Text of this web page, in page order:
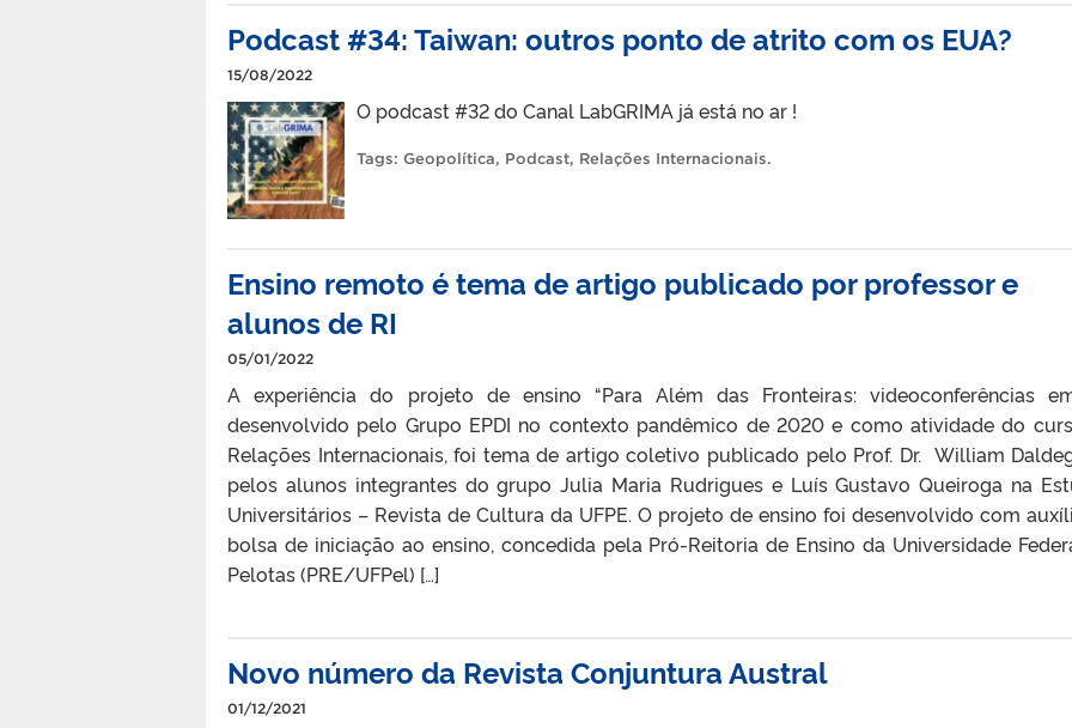
Podcast #34: Taiwan: outros ponto de atrito com os EUA?
15/08/2022
O podcast #32 do Canal LabGRIMA já está no ar !
Tags: Geopolítica, Podcast, Relações Internacionais.
Ensino remoto é tema de artigo publicado por professor e
alunos de RI
05/01/2022
A experiência do projeto de ensino “Para Além das Fronteiras: videoconferências
desenvolvido pelo Grupo EPDI no contexto pandêmico de 2020 e como atividade do
Relações Internacionais, foi tema de artigo coletivo publicado pelo Prof. Dr. William
pelos alunos integrantes do grupo Julia Maria Rudrigues e Luís Gustavo Queiroga na
Universitários – Revista de Cultura da UFPE. O projeto de ensino foi desenvolvido com
bolsa de iniciação ao ensino, concedida pela Pró-Reitoria de Ensino da Universidade
Pelotas (PRE/UFPel) […]
Novo número da Revista Conjuntura Austral
01/12/2021